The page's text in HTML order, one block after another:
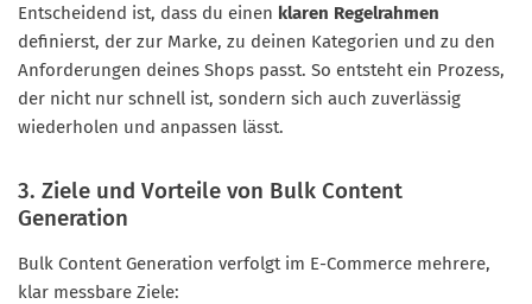
Entscheidend ist, dass du einen klaren Regelrahmen
definierst, der zur Marke, zu deinen Kategorien und zu den
Anforderungen deines Shops passt. So entsteht ein Prozess,
der nicht nur schnell ist, sondern sich auch zuverlässig
wiederholen und anpassen lässt.
3. Ziele und Vorteile von Bulk Content
Generation
Bulk Content Generation verfolgt im E-Commerce mehrere,
klar messbare Ziele: